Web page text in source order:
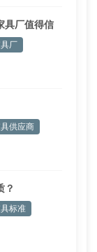
具厂值得信
厂
供应商
？
标准